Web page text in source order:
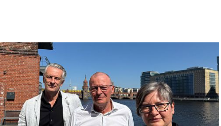
Eindruck von dem geplanten Ferienimmobilienprojekt zu
machen. Auf dem ca. 25.000 m² großen Projektgelände,
idyllisch am „Langen See“ gelegen, passen sich die geplanten
Ferienhäuser, mit ihrer skandinavischen Ästhetik perfekt in die
Brandenburger Naturlandschaft ein. Nach einer
Projektvorstellung durch die beiden Geschäftsführer der
Naturpark Heidesee GmbH und einem Grußwort des
Bürgermeisters der Gemeinde Heidesee wurde mit dem